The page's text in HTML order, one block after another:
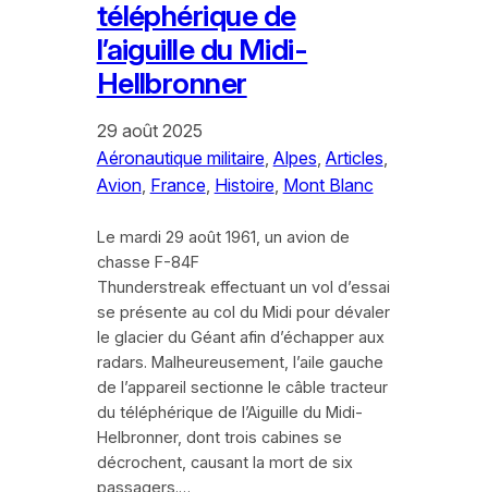
téléphérique de
l’aiguille du Midi-
Hellbronner
29 août 2025
Aéronautique militaire, Alpes Articles
Avion, France, Histoire, Mont Blanc
Le mardi 29 août 1961, un avion de
chasse F-84F
Thunderstreak effectuant un vol d’essai
se présente au col du Midi pour dévaler
le glacier du Géant afin d’échapper aux
radars. Malheureusement, l’aile gauche
de l’appareil sectionne le câble tracteur
du téléphérique de l’Aiguille du Midi-
Helbronner, dont trois cabines se
décrochent, causant la mort de six
passagers.…